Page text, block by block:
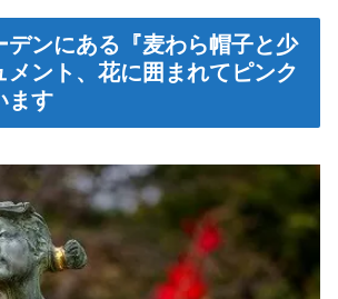
デンにある『麦わら帽子と少
メント、花に囲まれてピンク
ます